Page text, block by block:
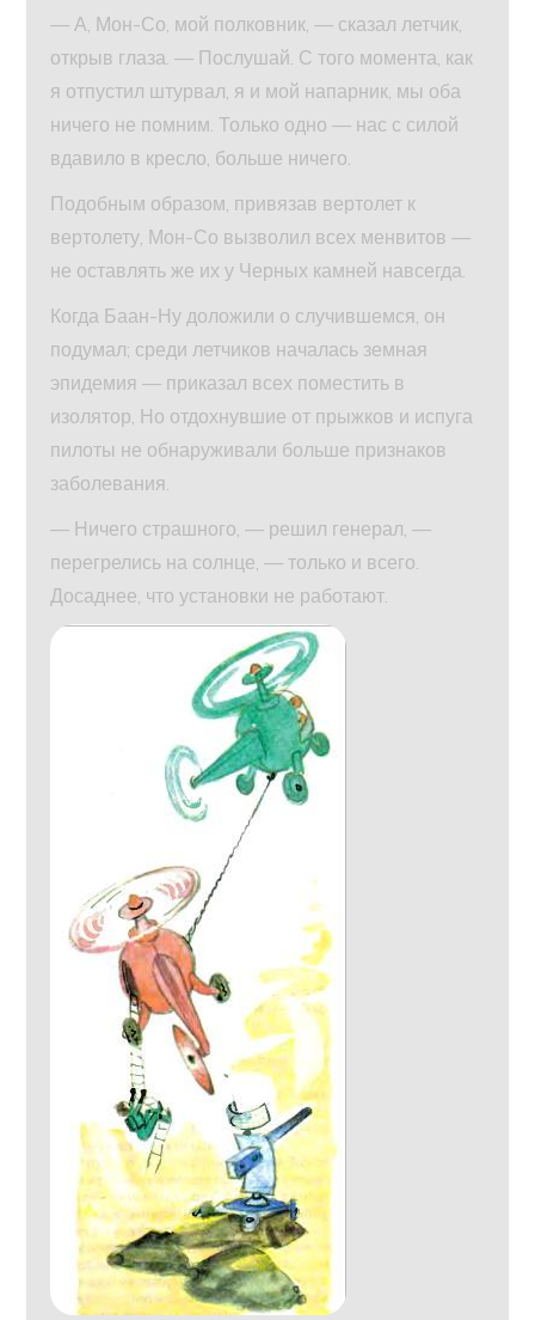
— А, Мон-Со, мой полковник, — сказал летчик,
открыв глаза. — Послушай. С того момента, как
я отпустил штурвал, я и мой напарник, мы оба
ничего не помним. Только одно — нас с силой
вдавило в кресло, больше ничего.
Подобным образом, привязав вертолет к
вертолету, Мон-Со вызволил всех менвитов —
не оставлять же их у Черных камней навсегда.
Когда Баан-Ну доложили о случившемся, он
подумал; среди летчиков началась земная
эпидемия — приказал всех поместить в
изолятор, Но отдохнувшие от прыжков и испуга
пилоты не обнаруживали больше признаков
заболевания.
— Ничего страшного, — решил генерал, —
перегрелись на солнце, — только и всего.
Досаднее, что установки не работают.